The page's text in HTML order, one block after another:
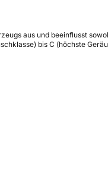
aus und beeinflusst
bis C (höchste